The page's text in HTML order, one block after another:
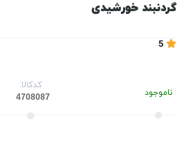
گردنبند خورشیدی
ناموجود
کدکالا: